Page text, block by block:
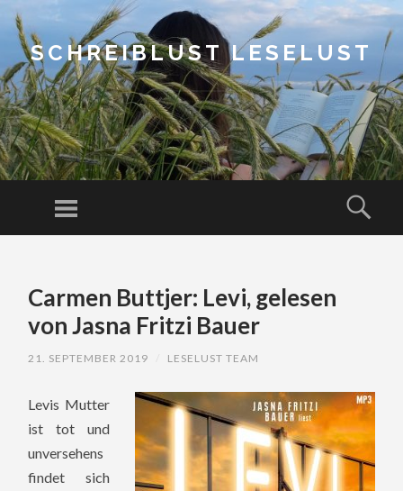
SCHREIBLUST LESELUST
Menu
CONTENTCarmen Buttjer: Levi, gelesen
von Jasna Fritzi Bauer
21. SEPTEMBER 2019 LESELUST TEAM
Levis Mutter
ist tot und
unversehens
findet sich